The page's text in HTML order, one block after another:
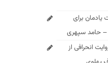
برای
– حامد سپهری
انحرافی از